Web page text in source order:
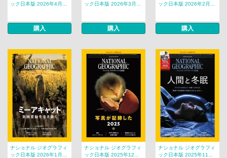
ック日本版 2026年4月...
購入
ック日本版 2026年3月...
購入
ック日本版 2026年2月...
購入
ナショナル ジオグラフィ
ック日本版 2026年1月...
ナショナル ジオグラフィ
ック日本版 2025年12...
ナショナル ジオグラフィ
ック日本版 2025年11...